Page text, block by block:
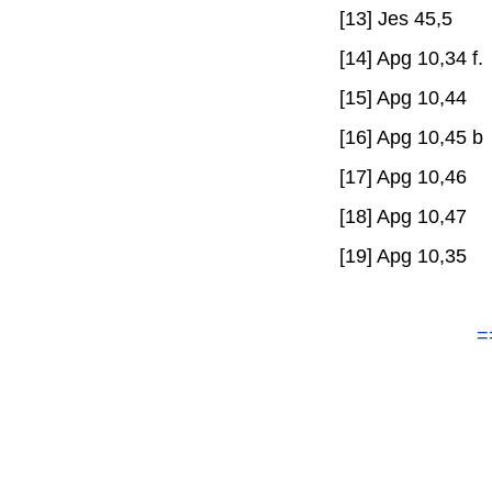
[13] Jes 45,5
[14] Apg 10,34 f.
[15] Apg 10,44
[16] Apg 10,45 b
[17] Apg 10,46
[18] Apg 10,47
[19] Apg 10,35